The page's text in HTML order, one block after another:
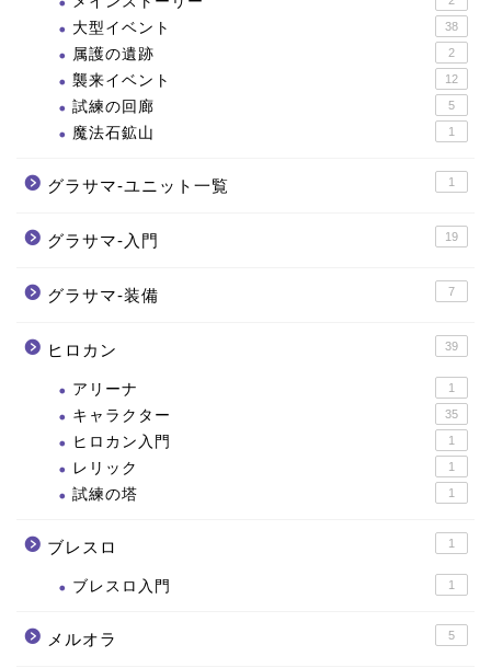
大型イベント 38
属護の遺跡 2
襲来イベント 12
試練の回廊 5
魔法石鉱山 1
グラサマ-ユニット一覧 1
グラサマ-入門 19
グラサマ-装備 7
ヒロカン 39
アリーナ 1
キャラクター 35
ヒロカン入門 1
レリック 1
試練の塔 1
ブレスロ 1
ブレスロ入門 1
メルオラ 5